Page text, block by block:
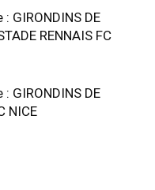
GIRONDINS DE
RENNAIS FC
GIRONDINS DE
NICE